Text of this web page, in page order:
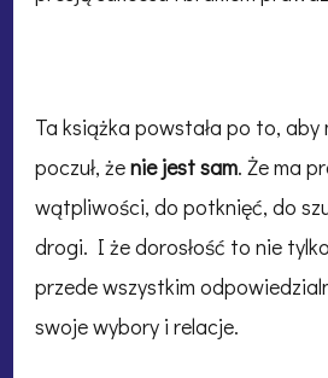
Ta książka powstała po to, aby
poczuł, żenie jest sam. Że ma
wątpliwości, do potknięć, do
drogi. I że dorosłość to nie
przede wszystkim
swoje wybory i relacje.